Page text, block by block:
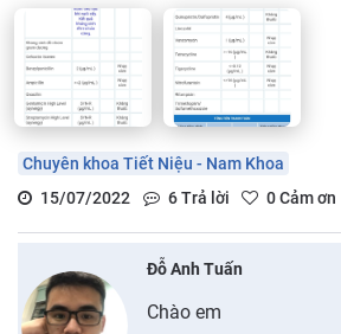
Chuyên khoa Tiết Niệu - Nam Khoa
15/07/2022
6Trả lời 0Cảm ơn
Đỗ Anh Tuấn
Chào em